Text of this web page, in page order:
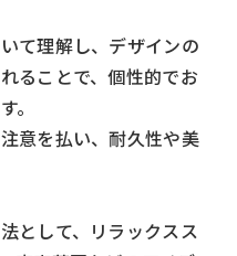
て理解し、デザインの
ることで、個性的でお
。
意を払い、耐久性や美
として、リラックスス